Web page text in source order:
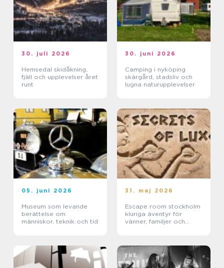
30. juli 2026
Hemsedal skidåkning,
fjäll och upplevelser året
runt
30. juni 2026
Camping i nyköping
skärgård, stadsliv och
lugna naturupplevelser
05. juni 2026
Museum som levande
berättelse om
människor, teknik och tid
31. maj 2026
Escape room stockholm
kluriga äventyr för
vänner, familjer och